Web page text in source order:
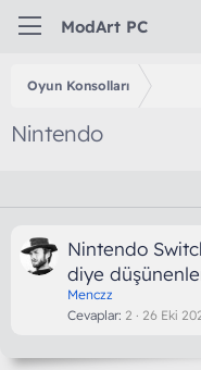
ModArt PC
Oyun Konsolları
Nintendo
Nintendo
diye
Menczz
Cevaplar 2 26 Eki